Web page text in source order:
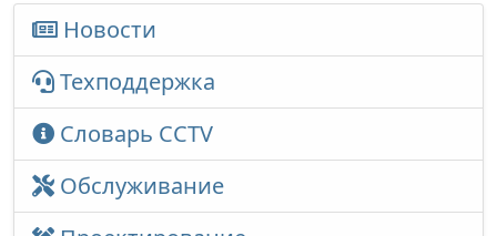
Новости
Техподдержка
Словарь CCTV
Обслуживание